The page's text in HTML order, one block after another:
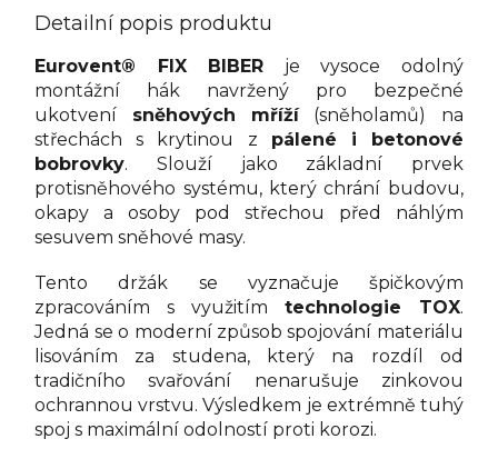
Detailní popis produktu
Eurovent® FIX BIBER
je vysoce odolný
montážní hák navržený pro bezpečné
ukotvení
sněhových mříží
(sněholamů) na
střechách s krytinou z
pálené i betonové
bobrovky. Slouží jako základní prvek
protisněhového systému, který chrání budovu,
okapy a osoby pod střechou před náhlým
sesuvem sněhové masy.
Tento držák se vyznačuje špičkovým
zpracováním s využitím
technologie TOX.
Jedná se o moderní způsob spojování materiálu
lisováním za studena, který na rozdíl od
tradičního svařování nenarušuje zinkovou
ochrannou vrstvu. Výsledkem je extrémně tuhý
spoj s maximální odolností proti korozi.